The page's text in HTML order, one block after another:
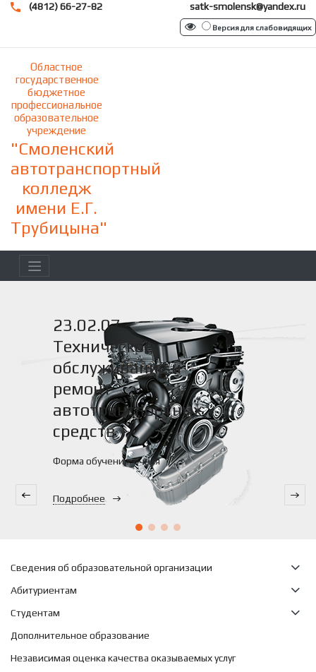
(4812) 66-27-82 satk-smolensk@yandex.ru
Версия для слабовидящих
Областное
государственное
бюджетное
профессиональное
образовательное
учреждение
"Смоленский
автотранспортный
колледж
имени Е.Г.
Трубицына"
23.02.07 -
Техническое
обслуживание и
ремонт
автотранспортных
средств
Форма обучения: очная
Подробнее
Сведения об образовательной организации
Абитуриентам
Студентам
Дополнительное образование
Независимая оценка качества оказываемых услуг